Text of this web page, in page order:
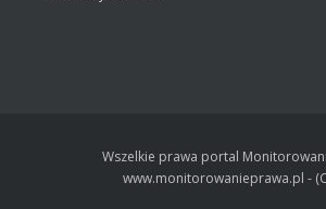
Wszelkie prawa portal
www.monitorowanieprawa.pl -